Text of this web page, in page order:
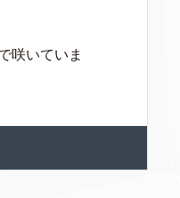
咲いていま